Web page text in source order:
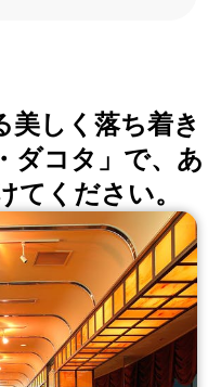
美しく落ち着き
ダコタ」で、あ
てください。